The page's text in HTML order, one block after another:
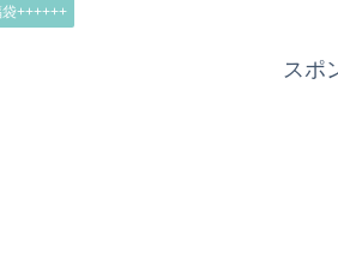
++++++
スポ